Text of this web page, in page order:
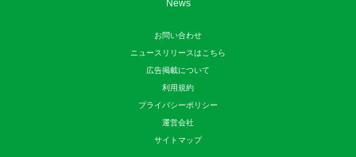
sotokoto online